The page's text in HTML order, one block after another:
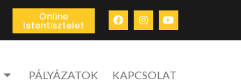
Online
Istentisztelet
PÁLYÁZATOK KAPCSOLAT